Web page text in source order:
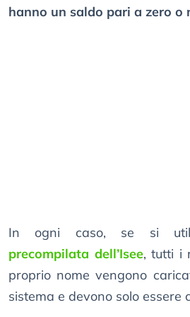
hanno un saldo pari a zero o
In ogni caso, se si
precompilata dell’Isee, tutti i
proprio nome vengono
sistema e devono solo essere